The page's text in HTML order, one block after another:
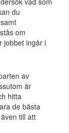
du
om
jobbet ingår i
av
är
hitta
de bästa
till att